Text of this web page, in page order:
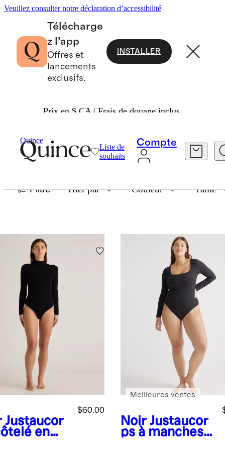
Veuillez consulter notre déclaration d’accessibilité
Télécharge
z l’app
Offres et
lancements
exclusifs.
INSTALLER
Prix en $ CA | Frais de douane inclus.
Quince
Liste de
souhaits
Compte
BODYSUITS
3 articles
Filtre Trier par Couleur Taille
Justaucor
en
$60.00
Noir Justaucor
ps à manches
Meilleures ventes